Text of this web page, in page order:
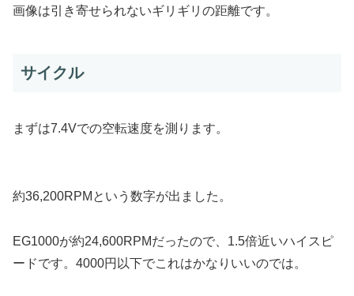
画像は引き寄せられないギリギリの距離です。
サイクル
まずは7.4Vでの空転速度を測ります。
約36,200RPMという数字が出ました。
EG1000が約24,600RPMだったので、1.5倍近いハイスピ
ードです。4000円以下でこれはかなりいいのでは。